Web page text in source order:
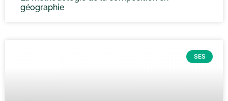
géographie
SES